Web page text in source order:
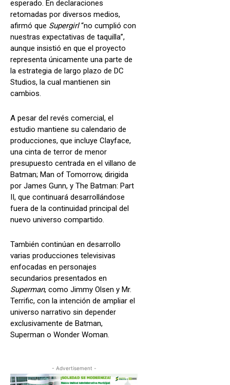
esperado. En declaraciones
retomadas por diversos medios,
afirmó que Supergirl“no cumplió con
nuestras expectativas de taquilla”,
aunque insistió en que el proyecto
representa únicamente una parte de
la estrategia de largo plazo de DC
Studios, la cual mantienen sin
cambios.
A pesar del revés comercial, el
estudio mantiene su calendario de
producciones, que incluye Clayface,
una cinta de terror de menor
presupuesto centrada en el villano de
Batman; Man of Tomorrow, dirigida
por James Gunn, y The Batman: Part
II, que continuará desarrollándose
fuera de la continuidad principal del
nuevo universo compartido.
También continúan en desarrollo
varias producciones televisivas
enfocadas en personajes
secundarios presentados en
Superman, como Jimmy Olsen y Mr.
Terrific, con la intención de ampliar el
universo narrativo sin depender
exclusivamente de Batman,
Superman o Wonder Woman.
- Advertisement -